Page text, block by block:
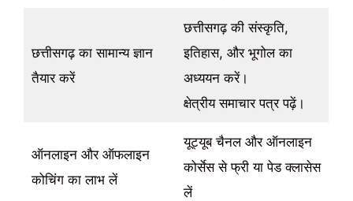
छत्तीसगढ़ का सामान्य ज्ञान
तैयार करें
छत्तीसगढ़ की संस्कृति,
इतिहास, और भूगोल का
अध्ययन करें।
क्षेत्रीय समाचार पत्र पढ़ें।
ऑनलाइन और ऑफलाइन
कोचिंग का लाभ लें
यूट्यूब चैनल और ऑनलाइन
कोर्सेस से फ्री या पेड क्लासेस
लें